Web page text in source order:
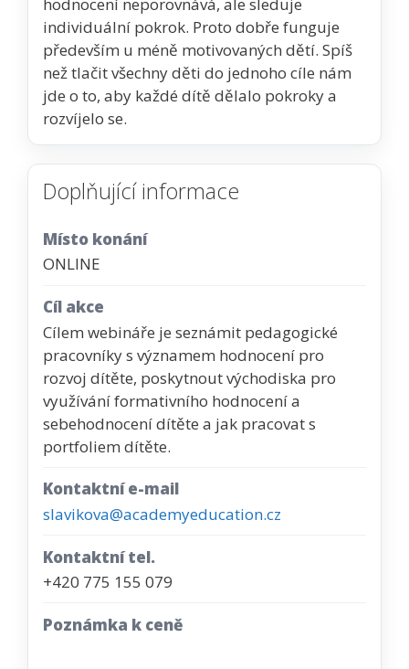
individuální pokrok. Proto dobře funguje
především u méně motivovaných dětí. Spíš
než tlačit všechny děti do jednoho cíle nám
jde o to, aby každé dítě dělalo pokroky a
rozvíjelo se.
Doplňující informace
Místo konání
ONLINE
Cíl akce
Cílem webináře je seznámit pedagogické
pracovníky s významem hodnocení pro
rozvoj dítěte, poskytnout východiska pro
využívání formativního hodnocení a
sebehodnocení dítěte a jak pracovat s
portfoliem dítěte.
Kontaktní e-mail
slavikova@academyeducation.cz
Kontaktní tel.
+420 775 155 079
Poznámka k ceně